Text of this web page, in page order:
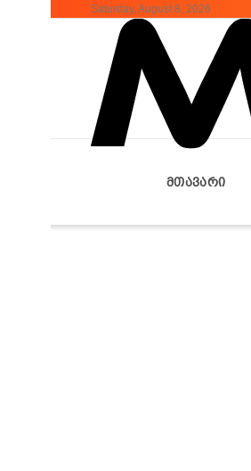
Saturday, August 8, 2026
ᲛᲗᲐᲕᲐᲠᲘ